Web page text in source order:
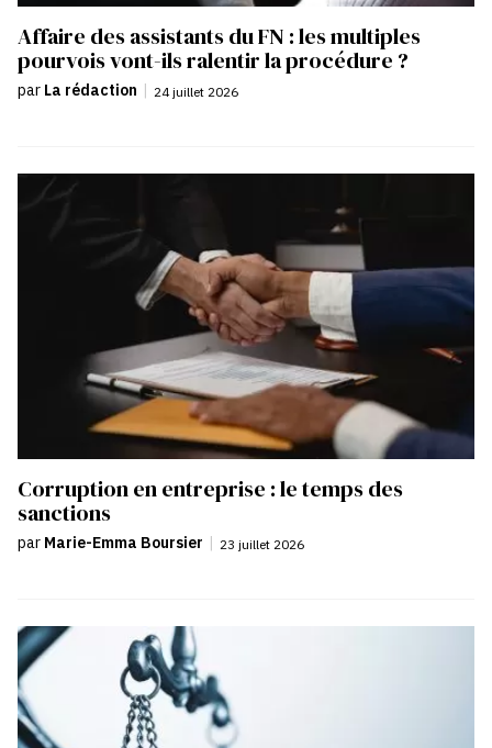
Affaire des assistants du FN : les multiples
pourvois vont-ils ralentir la procédure ?
par La rédaction | 24 juillet 2026
Corruption en entreprise : le temps des
sanctions
par Marie-Emma Boursier | 23 juillet 2026